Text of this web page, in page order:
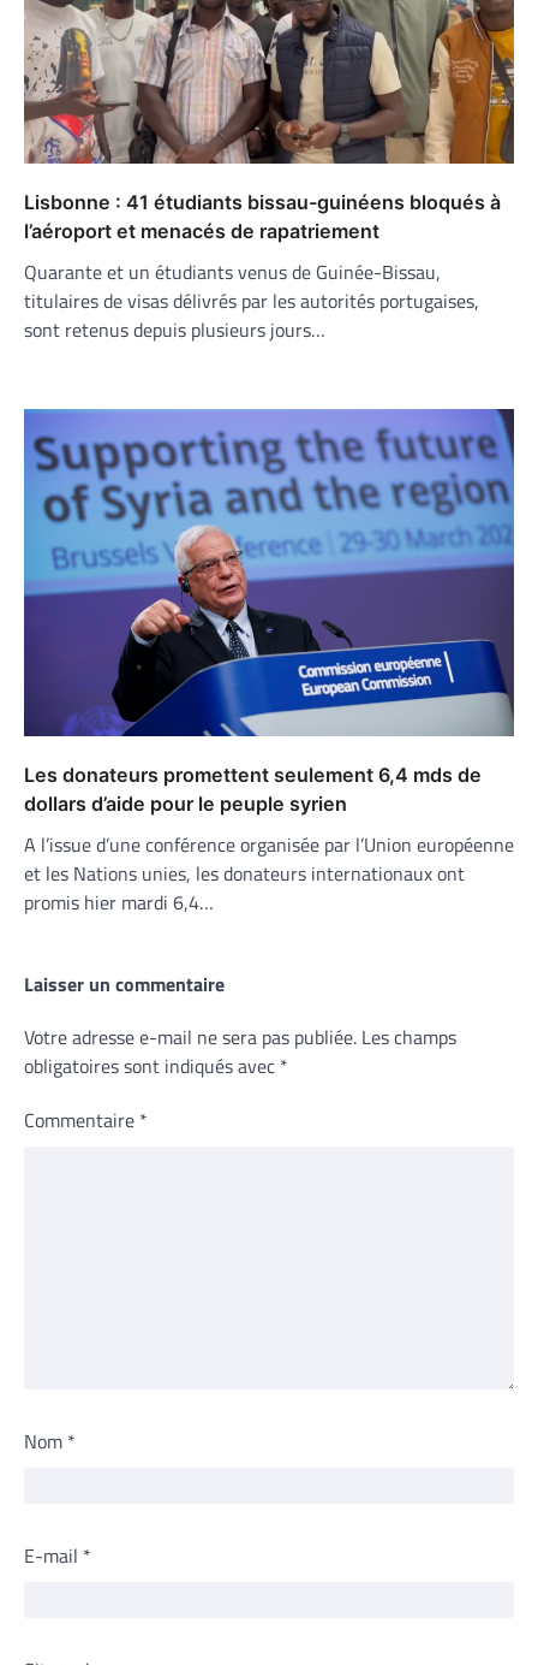
Lisbonne : 41 étudiants bissau-guinéens bloqués à
l’aéroport et menacés de rapatriement
Quarante et un étudiants venus de Guinée-Bissau,
titulaires de visas délivrés par les autorités portugaises,
sont retenus depuis plusieurs jours…
Les donateurs promettent seulement 6,4 mds de
dollars d’aide pour le peuple syrien
A l’issue d’une conférence organisée par l’Union européenne
et les Nations unies, les donateurs internationaux ont
promis hier mardi 6,4…
Laisser un commentaire
Votre adresse e-mail ne sera pas publiée. Les champs
obligatoires sont indiqués avec *
Commentaire *
Nom *
E-mail *